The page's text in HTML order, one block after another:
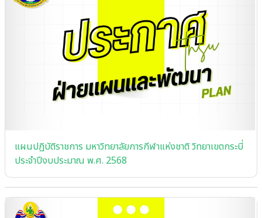
แผนปฏิบัติราชการ มหาวิทยาลัยการกีฬาแห่งชาติ วิทยาเขตกระบี่
ประจําปีงบประมาณ พ.ศ. 2568